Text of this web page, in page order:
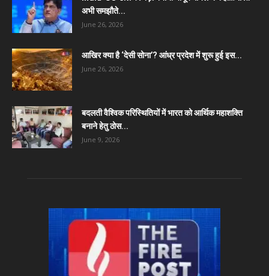
अभी समझौते...
June 26, 2026
आखिर क्या है ‘देसी सोना’? आंध्र प्रदेश में शुरू हुई इस...
June 26, 2026
बदलती वैश्विक परिस्थितियों में भारत को आर्थिक महाशक्ति
बनाने हेतु ठोस...
June 9, 2026